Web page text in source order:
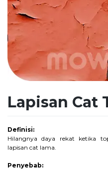
Lapisan Cat
Definisi:
Hilangnya daya rekat ketika
lapisan cat lama.
Penyebab: